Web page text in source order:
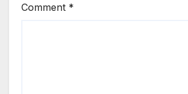
Comment *